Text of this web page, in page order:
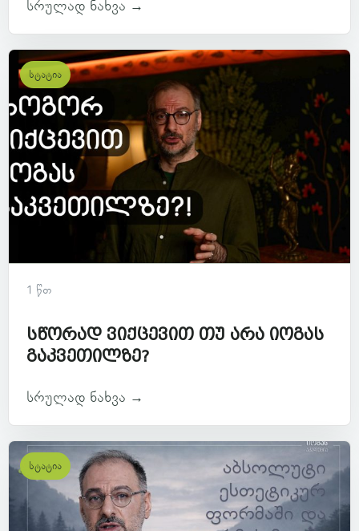
სრულად ნახვა →
სტატია
1 წთ
სწორად ვიქცევით თუ არა იოგას
გაკვეთილზე?
სრულად ნახვა →
სტატია